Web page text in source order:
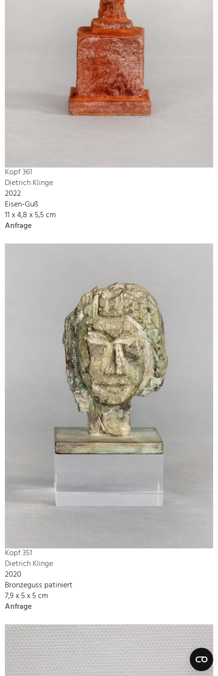
Kopf 361
Dietrich Klinge
2022
Eisen-Guß
11 x 4,8 x 5,5 cm
Anfrage
Kopf 351
Dietrich Klinge
2020
Bronzeguss patiniert
7,9 x 5 x 5 cm
Anfrage